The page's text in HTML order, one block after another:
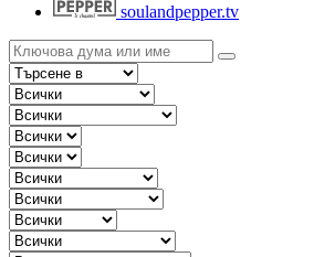
soulandpepper.tv